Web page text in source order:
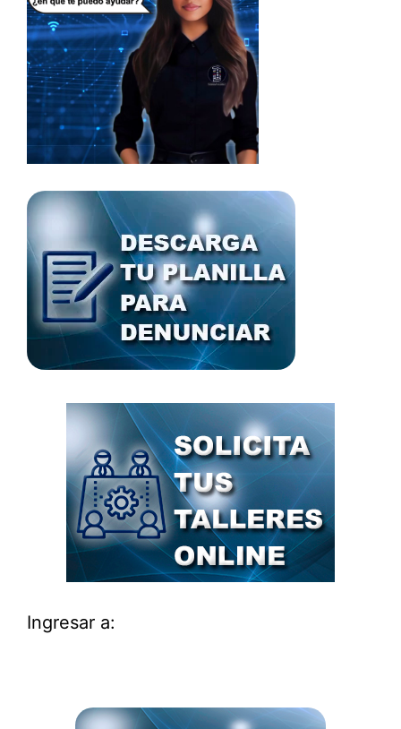
Ingresar a: